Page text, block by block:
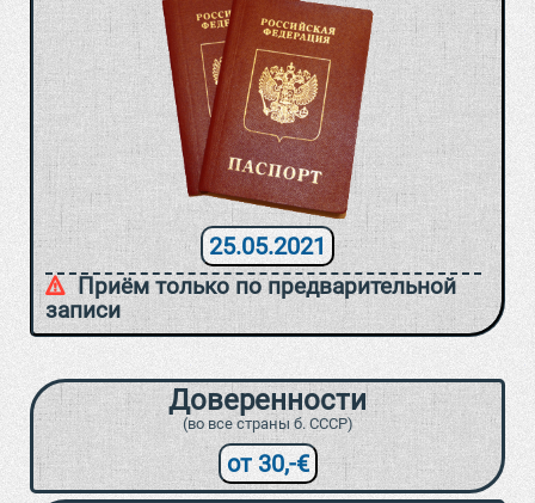
25.05.2021
Приём только по предварительной
записи
Доверенности
(во все страны б. СССР)
от 30,-€